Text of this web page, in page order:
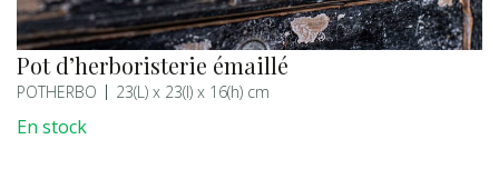
Pot d’herboristerie émaillé
POTHERBO 23(L) x 23(l) x 16(h) cm
En stock